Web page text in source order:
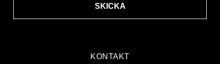
KONTAKT
SKICKA